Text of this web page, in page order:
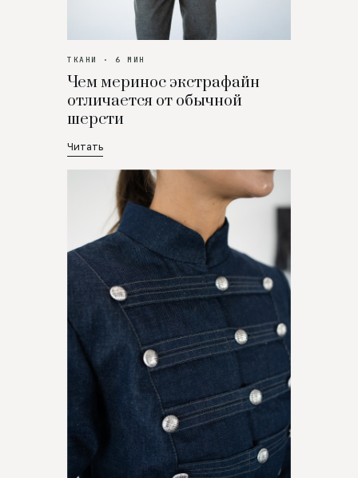
ТКАНИ · 6 МИН
Чем меринос экстрафайн
отличается от обычной
шерсти
Читать